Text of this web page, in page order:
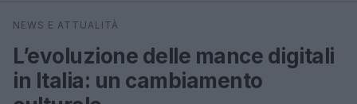
Cerca
NEWS E ATTUALITÀ
L’evoluzione delle mance digitali
in Italia: un cambiamento